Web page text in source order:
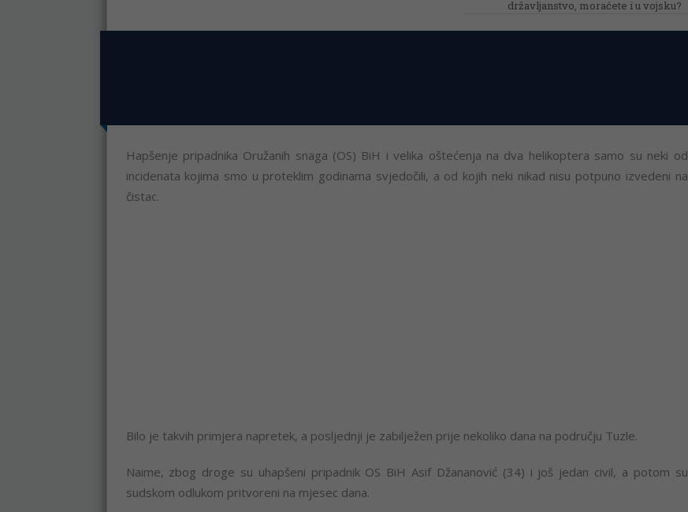
državljanstvo, moraćete i u vojsku?
Hapšenje pripadnika Oružanih snaga (OS) BiH i velika oštećenja na dva helikoptera samo su neki od
incidenata kojima smo u proteklim godinama svjedočili, a od kojih neki nikad nisu potpuno izvedeni na
čistac.
Bilo je takvih primjera napretek, a posljednji je zabilježen prije nekoliko dana na području Tuzle.
Naime, zbog droge su uhapšeni pripadnik OS BiH Asif Džananović (34) i još jedan civil, a potom su
sudskom odlukom pritvoreni na mjesec dana.